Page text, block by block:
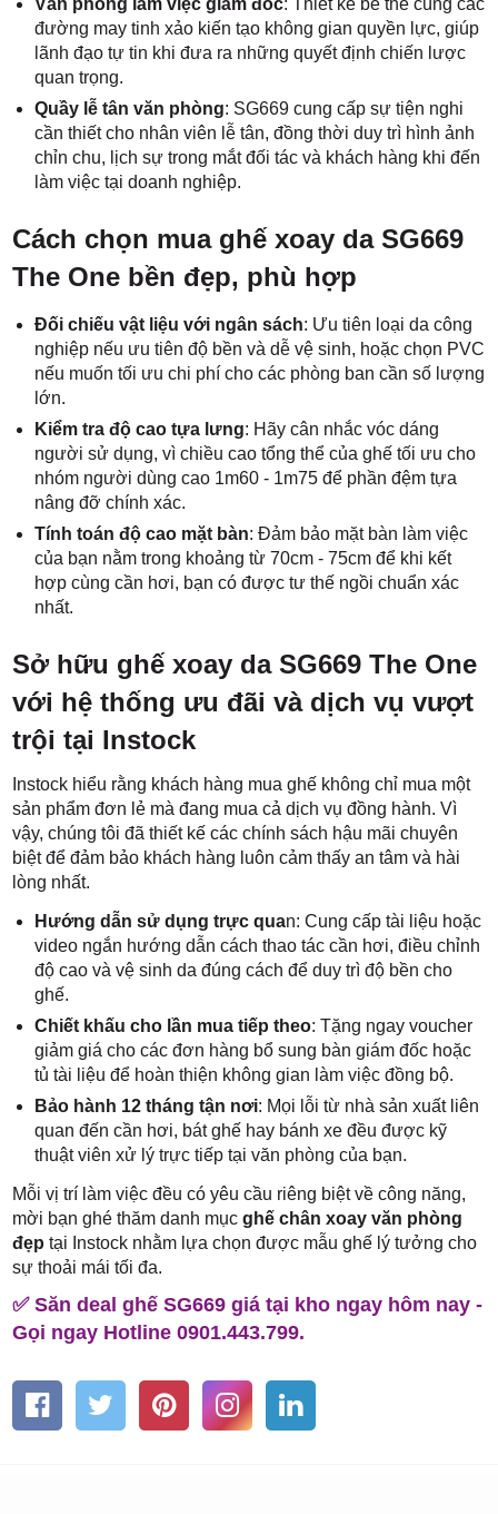
Văn phòng làm việc giám đốc: Thiết kế bề thế cùng các
đường may tinh xảo kiến tạo không gian quyền lực, giúp
lãnh đạo tự tin khi đưa ra những quyết định chiến lược
quan trọng.
Quầy lễ tân văn phòng: SG669 cung cấp sự tiện nghi
cần thiết cho nhân viên lễ tân, đồng thời duy trì hình ảnh
chỉn chu, lịch sự trong mắt đối tác và khách hàng khi đến
làm việc tại doanh nghiệp.
Cách chọn mua ghế xoay da SG669
The One bền đẹp, phù hợp
Đối chiếu vật liệu với ngân sách: Ưu tiên loại da công
nghiệp nếu ưu tiên độ bền và dễ vệ sinh, hoặc chọn PVC
nếu muốn tối ưu chi phí cho các phòng ban cần số lượng
lớn.
Kiểm tra độ cao tựa lưng: Hãy cân nhắc vóc dáng
người sử dụng, vì chiều cao tổng thể của ghế tối ưu cho
nhóm người dùng cao 1m60 - 1m75 để phần đệm tựa
nâng đỡ chính xác.
Tính toán độ cao mặt bàn: Đảm bảo mặt bàn làm việc
của bạn nằm trong khoảng từ 70cm - 75cm để khi kết
hợp cùng cần hơi, bạn có được tư thế ngồi chuẩn xác
nhất.
Sở hữu ghế xoay da SG669 The One
với hệ thống ưu đãi và dịch vụ vượt
trội tại Instock
Instock hiểu rằng khách hàng mua ghế không chỉ mua một
sản phẩm đơn lẻ mà đang mua cả dịch vụ đồng hành. Vì
vậy, chúng tôi đã thiết kế các chính sách hậu mãi chuyên
biệt để đảm bảo khách hàng luôn cảm thấy an tâm và hài
lòng nhất.
Hướng dẫn sử dụng trực quan: Cung cấp tài liệu hoặc
video ngắn hướng dẫn cách thao tác cần hơi, điều chỉnh
độ cao và vệ sinh da đúng cách để duy trì độ bền cho
ghế.
Chiết khấu cho lần mua tiếp theo: Tặng ngay voucher
giảm giá cho các đơn hàng bổ sung bàn giám đốc hoặc
tủ tài liệu để hoàn thiện không gian làm việc đồng bộ.
Bảo hành 12 tháng tận nơi: Mọi lỗi từ nhà sản xuất liên
quan đến cần hơi, bát ghế hay bánh xe đều được kỹ
thuật viên xử lý trực tiếp tại văn phòng của bạn.
Mỗi vị trí làm việc đều có yêu cầu riêng biệt về công năng,
mời bạn ghé thăm danh mụcghế chân xoay văn phòng
đẹp tại Instock nhằm lựa chọn được mẫu ghế lý tưởng cho
sự thoải mái tối đa.
✅ Săn deal ghế SG669 giá tại kho ngay hôm nay -
Gọi ngay Hotline 0901.443.799.